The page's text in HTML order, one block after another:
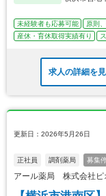
未経験者も応募可能 原則
産休・育休取得実績有り
求人の詳細を
更新日：2026年5月26日
正社員 調剤薬局 募集
アール薬局 株式会社ピ